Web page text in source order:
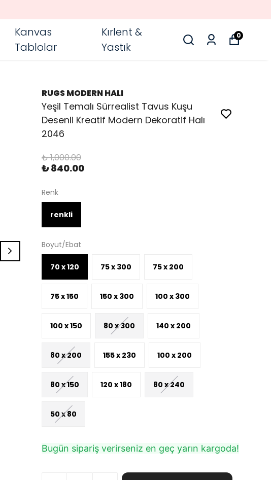
Kanvas
Tablolar
Kırlent &
Yastık
0
RUGS MODERN HALI
Yeşil Temalı Sürrealist Tavus Kuşu
Desenli Kreatif Modern Dekoratif Halı
2046
₺ 1,000.00
₺ 840.00
Renk
renkli
Boyut/Ebat
70 x 120 75 x 300 75 x 200
75 x 150 150 x 300 100 x 300
100 x 150 80 x 300 140 x 200
80 x 200 155 x 230 100 x 200
80 x 150 120 x 180 80 x 240
50 x 80
Bugün sipariş verirseniz en geç yarın kargoda!